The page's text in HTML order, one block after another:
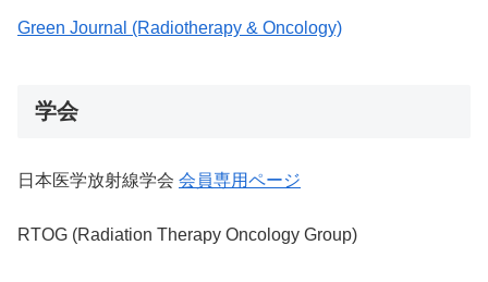
Green Journal (Radiotherapy & Oncology)
学会
日本医学放射線学会 会員専用ページ
RTOG (Radiation Therapy Oncology Group)